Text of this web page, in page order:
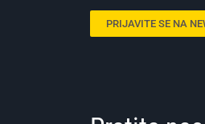
PRIJAVITE SE NA